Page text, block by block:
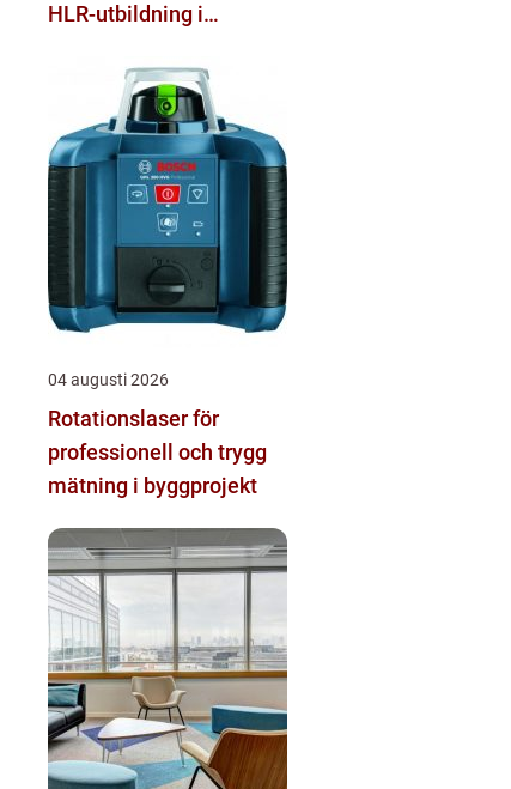
HLR-utbildning i
04 augusti 2026
Rotationslaser för
professionell och trygg
mätning i byggprojekt